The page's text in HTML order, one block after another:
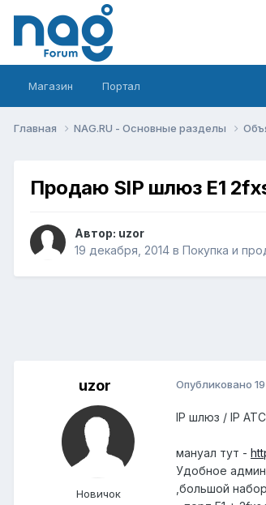
Магазин Портал
Главная NAG.RU - Основные разделы
Продаю SIP шлюз E1
Автор: uzor
19 декабря, 2014 в Покупка и
uzor
Новичок
Опубликовано
IP шлюз / IP АТС
мануал тут -
Удобное
,большой